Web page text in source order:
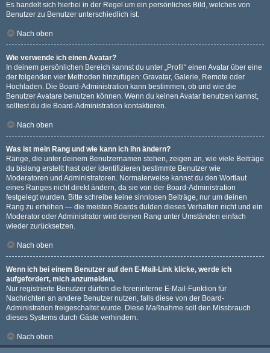
Es handelt sich hierbei in der Regel um ein persönliches Bild, welches von
Benutzer zu Benutzer unterschiedlich ist.
Nach oben
Wie verwende ich einen Avatar?
In deinem persönlichen Bereich kannst du unter „Profil“ einen Avatar über eine
der folgenden vier Methoden hinzufügen: Gravatar, Galerie, Remote oder
Hochladen. Die Board-Administration kann bestimmen, ob und wie die
Benutzer Avatare benutzen können. Wenn du keinen Avatar benutzen kannst,
solltest du die Board-Administration kontaktieren.
Nach oben
Was ist mein Rang und wie kann ich ihn ändern?
Ränge, die unter deinem Benutzernamen stehen, zeigen an, wie viele Beiträge
du bislang erstellt hast oder identifizieren bestimmte Benutzer wie
Moderatoren und Administratoren. Normalerweise kannst du den Wortlaut
eines Ranges nicht direkt ändern, da sie von der Board-Administration
festgelegt wurden. Bitte schreibe keine sinnlosen Beiträge, nur um deinen
Rang zu erhöhen — die meisten Boards dulden dieses Verhalten nicht und ein
Moderator oder Administrator wird deinen Rang unter Umständen einfach
wieder zurücksetzen.
Nach oben
Wenn ich bei einem Benutzer auf den E-Mail-Link klicke, werde ich
aufgefordert, mich anzumelden.
Nur registrierte Benutzer dürfen die foreninterne E-Mail-Funktion für
Nachrichten an andere Benutzer nutzen, falls diese von der Board-
Administration freigeschaltet wurde. Diese Maßnahme soll den Missbrauch
dieses Systems durch Gäste verhindern.
Nach oben